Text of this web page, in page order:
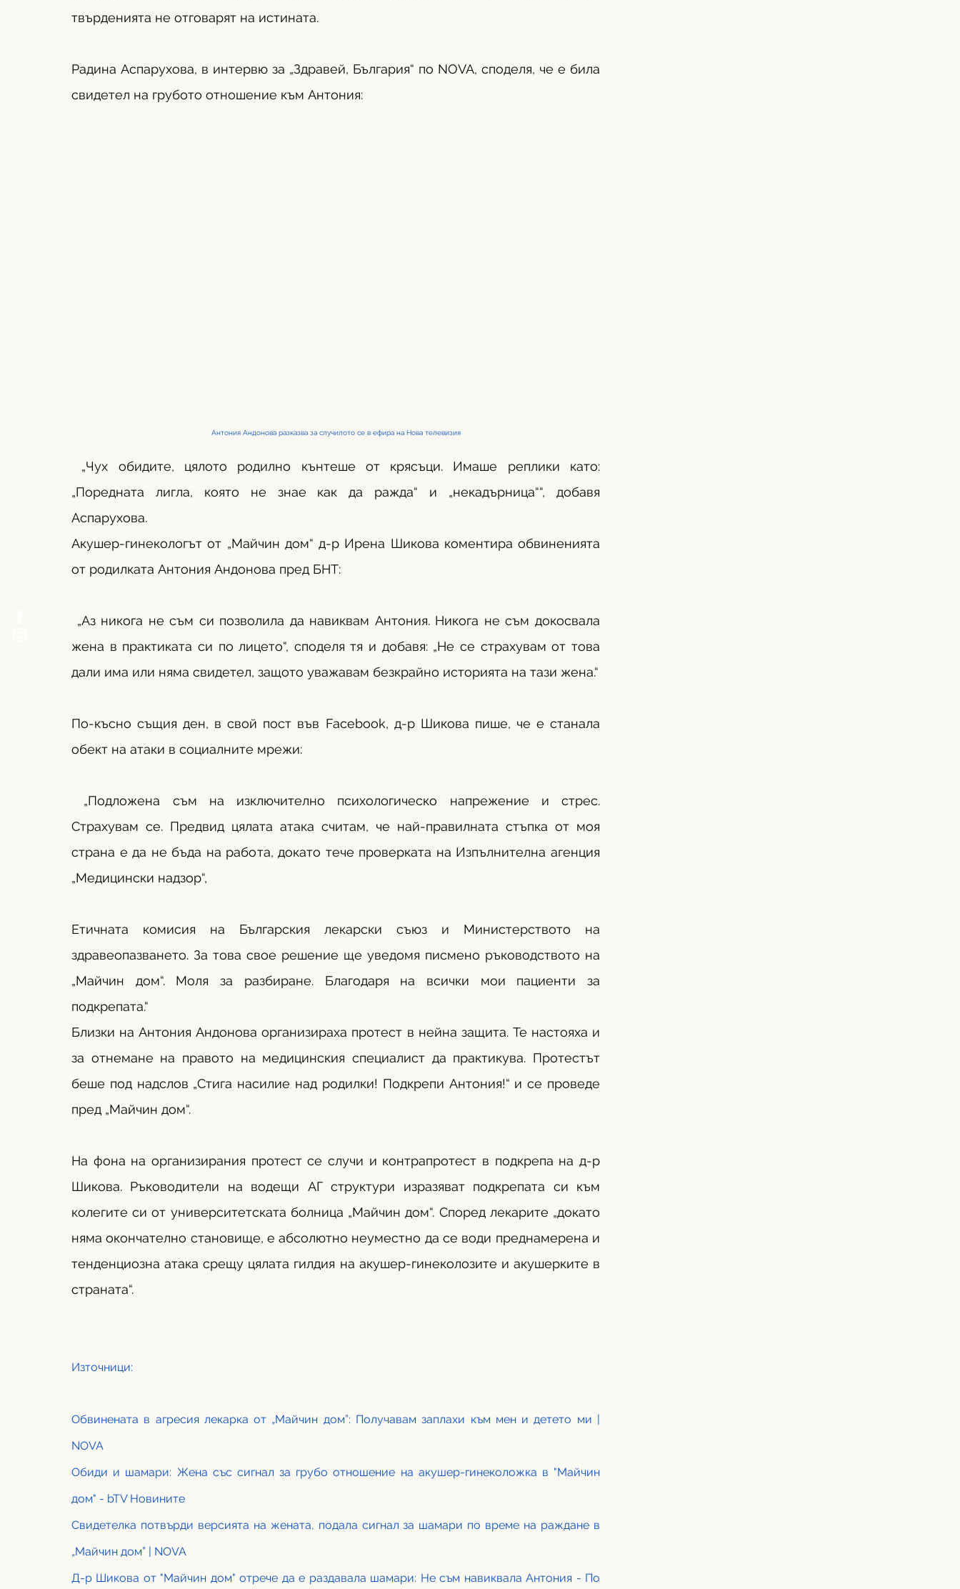
твърденията не отговарят на истината.
Радина Аспарухова, в интервю за „Здравей, България“ по NOVA, споделя, че е била
свидетел на грубото отношение към Антония:
Антония Андонова разказва за случилото се в ефира на Нова телевизия
„Чух обидите, цялото родилно кънтеше от крясъци. Имаше реплики като:
„Поредната лигла, която не знае как да ражда“ и „некадърница““, добавя
Аспарухова.
Акушер-гинекологът от „Майчин дом“ д-р Ирена Шикова коментира обвиненията
от родилката Антония Андонова пред БНТ:
„Аз никога не съм си позволила да навиквам Антония. Никога не съм докосвала
жена в практиката си по лицето“, споделя тя и добавя: „Не се страхувам от това
дали има или няма свидетел, защото уважавам безкрайно историята на тази жена.“
По-късно същия ден, в свой пост във Facebook, д-р Шикова пише, че е станала
обект на атаки в социалните мрежи:
„Подложена съм на изключително психологическо напрежение и стрес.
Страхувам се. Предвид цялата атака считам, че най-правилната стъпка от моя
страна е да не бъда на работа, докато тече проверката на Изпълнителна агенция
„Медицински надзор“,
Етичната комисия на Българския лекарски съюз и Министерството на
здравеопазването. За това свое решение ще уведомя писмено ръководството на
„Майчин дом“. Моля за разбиране. Благодаря на всички мои пациенти за
подкрепата.“
Близки на Антония Андонова организираха протест в нейна защита. Те настояха и
за отнемане на правото на медицинския специалист да практикува. Протестът
беше под надслов „Стига насилие над родилки! Подкрепи Антония!“ и се проведе
пред „Майчин дом“.
На фона на организирания протест се случи и контрапротест в подкрепа на д-р
Шикова. Ръководители на водещи АГ структури изразяват подкрепата си към
колегите си от университетската болница „Майчин дом“. Според лекарите „докато
няма окончателно становище, е абсолютно неуместно да се води преднамерена и
тенденциозна атака срещу цялата гилдия на акушер-гинеколозите и акушерките в
страната“.
Източници:
Обвинената в агресия лекарка от „Майчин дом”: Получавам заплахи към мен и детето ми |
NOVA
Обиди и шамари: Жена със сигнал за грубо отношение на акушер-гинеколожка в "Майчин
дом" - bTV Новините
Свидетелка потвърди версията на жената, подала сигнал за шамари по време на раждане в
„Майчин дом” | NOVA
Д-р Шикова от "Майчин дом" отрече да е раздавала шамари: Не съм навиквала Антония - По